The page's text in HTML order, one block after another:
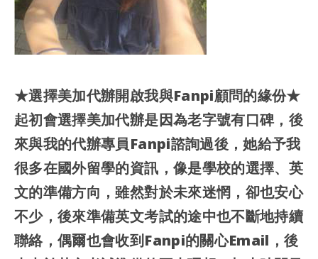
★選擇美加代辦開啟我與Fanpi顧問的緣份★
起初會選擇美加代辦是因為老字號有口碑，後
來與我的代辦專員Fanpi諮詢過後，她給予我
很多在國外留學的資訊，像是學校的選擇、英
文的準備方向，雖然對於未來迷惘，卻也安心
不少，後來準備英文考試的途中也不斷地持續
聯絡，偶爾也會收到Fanpi的關心Email，後